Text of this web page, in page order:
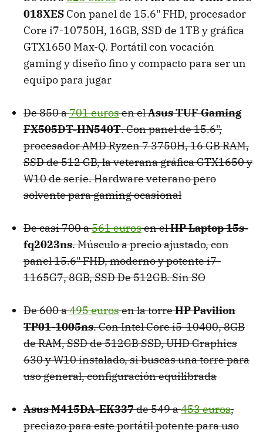
018XES Con panel de 15.6" FHD, procesador
Core i7-10750H, 16GB, SSD de 1TB y gráfica
GTX1650 Max-Q. Portátil con vocación
gaming y diseño fino y compacto para ser un
equipo para jugar
De 850 a701 eurosen elAsus TUF Gaming
FX505DT-HN540T. Con panel de 15.6",
procesador AMD Ryzen 7 3750H, 16 GB RAM,
SSD de 512 GB, la veterana gráfica GTX1650 y
W10 de serie. Hardware veterano pero
solvente para gaming ocasional
De casi 700 a561 eurosen elHP Laptop 15s-
fq2023ns. Músculo a precio ajustado, con
panel 15.6" FHD, moderno y potente i7-
1165G7, 8GB, SSD De 512GB. Sin SO
De 600 a495 eurosen la torreHP Pavilion
TP01-1005ns. Con Intel Core i5-10400, 8GB
de RAM, SSD de 512GB SSD, UHD Graphics
630 y W10 instalado, si buscas una torre para
uso general, configuración equilibrada
Asus M415DA-EK337de 549 a453 euros,
preciazo para este portátil potente para uso